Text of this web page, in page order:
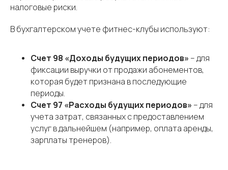
налоговые риски.
В бухгалтерском учете фитнес-клубы используют:
Счет 98 «Доходы будущих периодов» – для
фиксации выручки от продажи абонементов,
которая будет признана в последующие
периоды.
Счет 97 «Расходы будущих периодов» – для
учета затрат, связанных с предоставлением
услуг в дальнейшем (например, оплата аренды,
зарплаты тренеров).